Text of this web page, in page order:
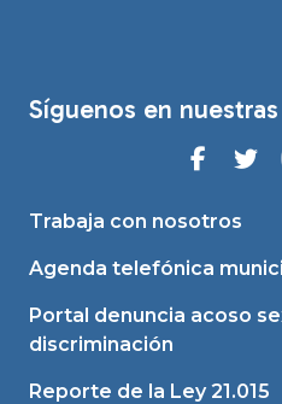
Síguenos en
Trabaja con nosotros
Agenda telefónica
Portal denuncia acoso
discriminación
Reporte de la Ley 21.015